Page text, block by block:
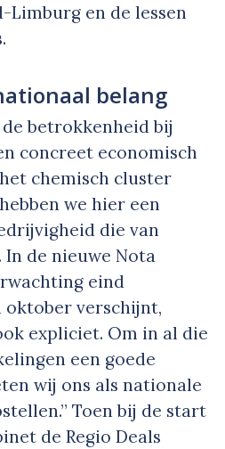
Limburg en de lessen
belang
betrokkenheid bij
concreet economisch
chemisch cluster
we hier een
die van
de nieuwe Nota
eind
oktober verschijnt,
expliciet. Om in al die
een goede
wij ons als nationale
Toen bij de start
de Regio Deals